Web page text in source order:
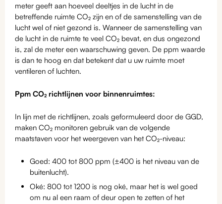
meter geeft aan hoeveel deeltjes in de lucht in de
betreffende ruimte CO₂ zijn en of de samenstelling van de
lucht wel of niet gezond is. Wanneer de samenstelling van
de lucht in de ruimte te veel CO₂ bevat, en dus ongezond
is, zal de meter een waarschuwing geven. De ppm waarde
is dan te hoog en dat betekent dat u uw ruimte moet
ventileren of luchten.
Ppm CO₂ richtlijnen voor binnenruimtes:
In lijn met de richtlijnen, zoals geformuleerd door de GGD,
maken CO₂ monitoren gebruik van de volgende
maatstaven voor het weergeven van het CO₂-niveau:
Goed: 400 tot 800 ppm (±400 is het niveau van de
buitenlucht).
Oké: 800 tot 1200 is nog oké, maar het is wel goed
om nu al een raam of deur open te zetten of het